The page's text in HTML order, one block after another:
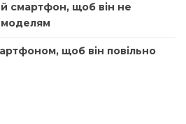
смартфон, щоб він не
моделям
щоб він повільно